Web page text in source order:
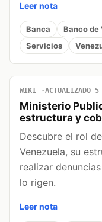
Leer nota
Banca Banco de
Servicios
WIKI ACTUALIZADO
Ministerio
estructura y
Descubre el rol
Venezuela, su
realizar
lo rigen.
Leer nota